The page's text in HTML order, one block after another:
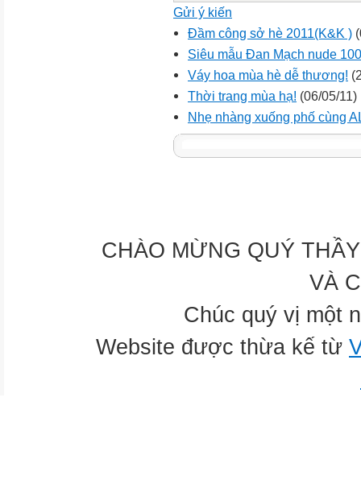
Gửi ý kiến
Đầm công sở hè 2011(K&K )
Siêu mẫu Đan Mạch nude
Váy hoa mùa hè dễ thương!
Thời trang mùa hạ! (06/05/11)
Nhẹ nhàng xuống phố cùng
CHÀO MỪNG QUÝ
VÀ
Chúc quý vị một
Website được thừa kế từ